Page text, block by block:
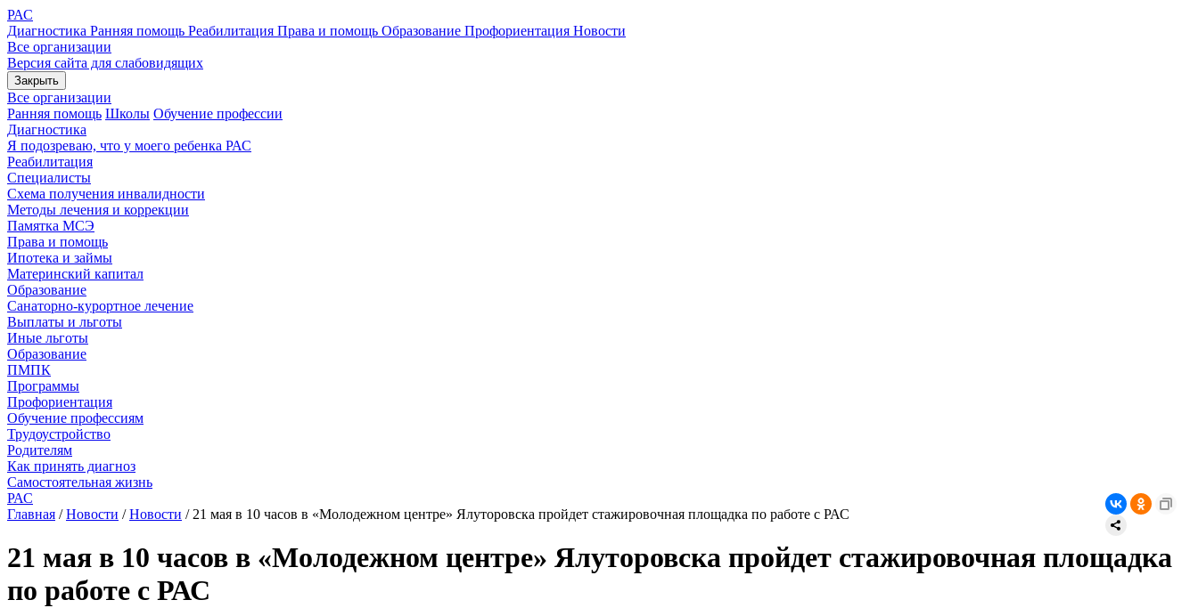
РАС
Диагностика Ранняя помощь Реабилитация Права и помощь Образование Профориентация Новости
Все организации
Версия сайта для слабовидящих
Закрыть
Все организации
Ранняя помощь Школы Обучение профессии
Диагностика
Я подозреваю, что у моего ребенка РАС
Реабилитация
Специалисты
Схема получения инвалидности
Методы лечения и коррекции
Памятка МСЭ
Права и помощь
Ипотека и займы
Материнский капитал
Образование
Санаторно-курортное лечение
Выплаты и льготы
Иные льготы
Образование
ПМПК
Программы
Профориентация
Обучение профессиям
Трудоустройство
Родителям
Как принять диагноз
Самостоятельная жизнь
РАС
Главная /Новости /Новости / 21 мая в 10 часов в «Молодежном центре» Ялуторовска пройдет стажировочная площадка по работе с РАС
21 мая в 10 часов в «Молодежном центре» Ялуторовска пройдет стажировочная площадка
по работе с РАС